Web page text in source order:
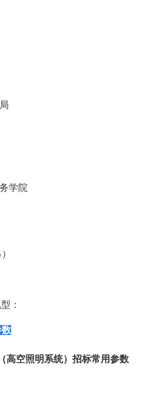
学院
：
数
高空照明系统）招标常用参数